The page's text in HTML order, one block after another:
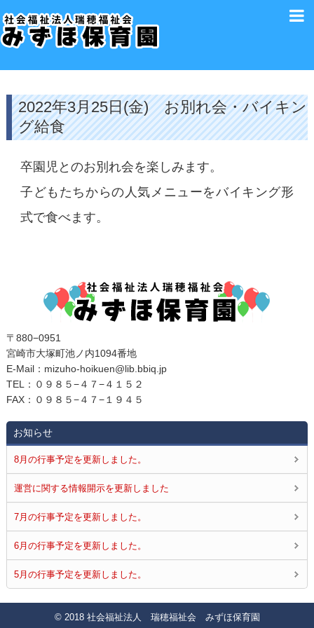
2022年3月25日(金) お別れ会・バイキン
グ給食
卒園児とのお別れ会を楽しみます。
子どもたちからの人気メニューをバイキング形
式で食べます。
〒880−0951
宮崎市大塚町池ノ内1094番地
E‐Mail：mizuho-hoikuen@lib.bbiq.jp
TEL：０９８５−４７−４１５２
FAX：０９８５−４７−１９４５
お知らせ
8月の行事予定を更新しました。
運営に関する情報開示を更新しました
7月の行事予定を更新しました。
6月の行事予定を更新しました。
5月の行事予定を更新しました。
© 2018 社会福祉法人 瑞穂福祉会 みずほ保育園